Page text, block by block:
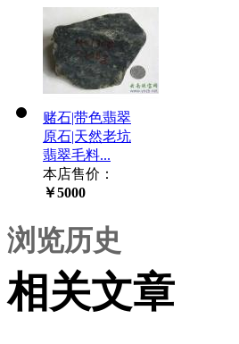
赌石|带色翡翠
原石|天然老坑
翡翠毛料...
本店售价：
￥5000
浏览历史
相关文章